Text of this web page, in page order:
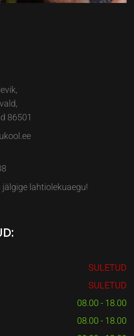
86501
lahtiolekuaegu!
SULETUD
SULETUD
08.00 - 18.00
08.00 - 18.00